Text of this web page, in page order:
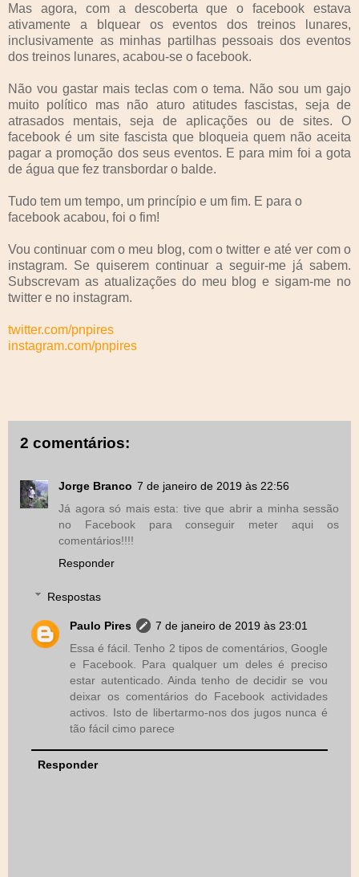
Mas agora, com a descoberta que o facebook estava
ativamente a blquear os eventos dos treinos lunares,
inclusivamente as minhas partilhas pessoais dos eventos
dos treinos lunares, acabou-se o facebook.
Não vou gastar mais teclas com o tema. Não sou um gajo
muito político mas não aturo atitudes fascistas, seja de
atrasados mentais, seja de aplicações ou de sites. O
facebook é um site fascista que bloqueia quem não aceita
pagar a promoção dos seus eventos. E para mim foi a gota
de água que fez transbordar o balde.
Tudo tem um tempo, um princípio e um fim. E para o
facebook acabou, foi o fim!
Vou continuar com o meu blog, com o twitter e até ver com o
instagram. Se quiserem continuar a seguir-me já sabem.
Subscrevam as atualizações do meu blog e sigam-me no
twitter e no instagram.
twitter.com/pnpires
instagram.com/pnpires
2 comentários:
Jorge Branco 7 de janeiro de 2019 às 22:56
Já agora só mais esta: tive que abrir a minha sessão
no Facebook para conseguir meter aqui os
comentários!!!!
Responder
Respostas
Paulo Pires
7 de janeiro de 2019 às 23:01
Essa é fácil. Tenho 2 tipos de comentários, Google
e Facebook. Para qualquer um deles é preciso
estar autenticado. Ainda tenho de decidir se vou
deixar os comentários do Facebook actividades
activos. Isto de libertarmo-nos dos jugos nunca é
tão fácil cimo parece
Responder